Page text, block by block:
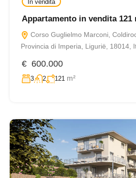
In vendita
Appartamento in vendita 121
Corso Guglielmo Marconi,
Provincia di Imperia, Ligurië, 18014,
€ 600.000
3 2 121 m²